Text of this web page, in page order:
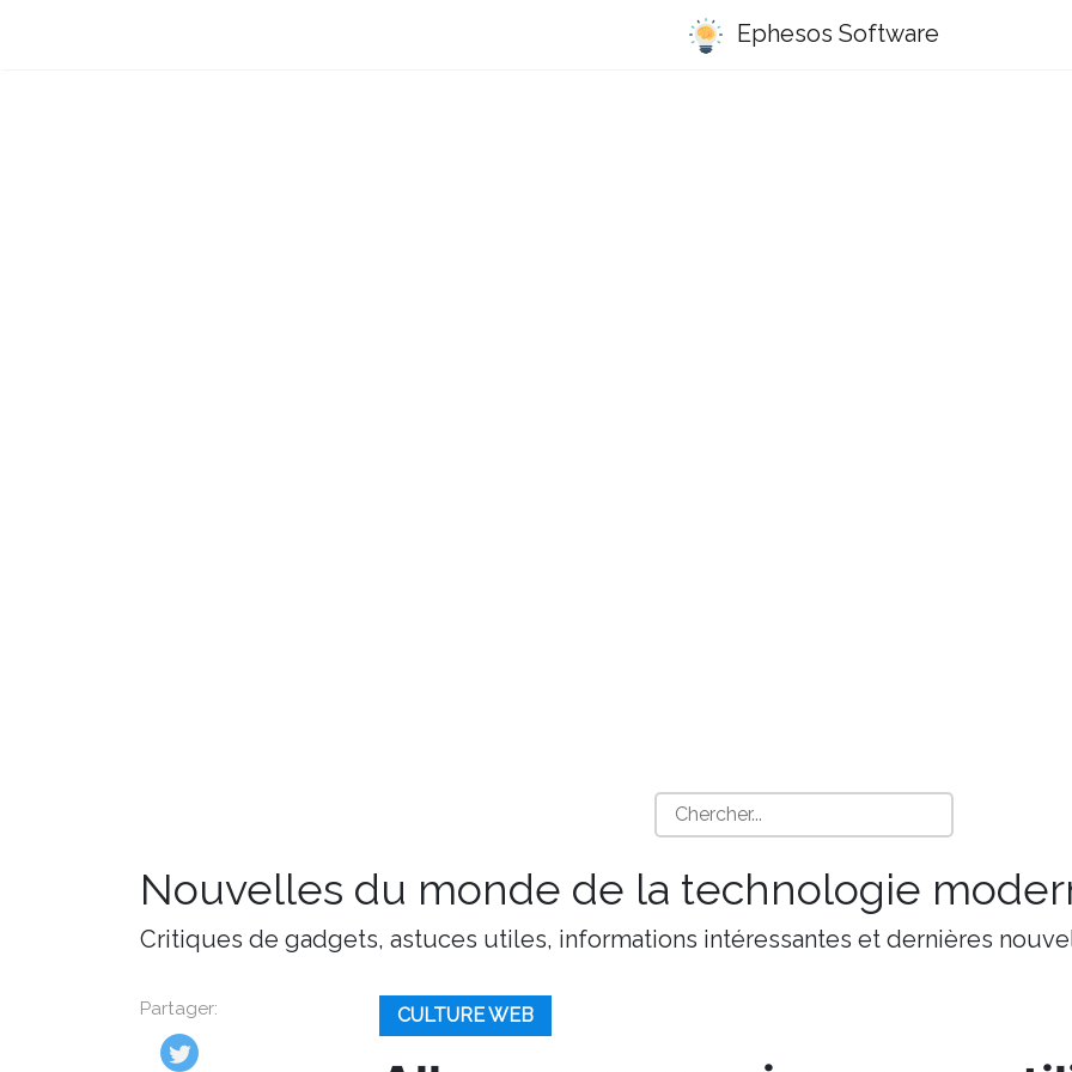
Ephesos Software
Nouvelles du monde de la technologie
Critiques de gadgets, astuces utiles, informations intéressantes et dernières
Partager: CULTURE WEB